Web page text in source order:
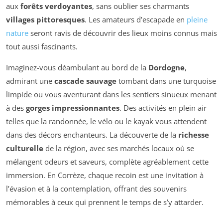
aux forêts verdoyantes, sans oublier ses charmants
villages pittoresques. Les amateurs d’escapade en pleine
nature seront ravis de découvrir des lieux moins connus mais
tout aussi fascinants.
Imaginez-vous déambulant au bord de la Dordogne,
admirant une cascade sauvage tombant dans une turquoise
limpide ou vous aventurant dans les sentiers sinueux menant
à des gorges impressionnantes. Des activités en plein air
telles que la randonnée, le vélo ou le kayak vous attendent
dans des décors enchanteurs. La découverte de la richesse
culturelle de la région, avec ses marchés locaux où se
mélangent odeurs et saveurs, complète agréablement cette
immersion. En Corrèze, chaque recoin est une invitation à
l’évasion et à la contemplation, offrant des souvenirs
mémorables à ceux qui prennent le temps de s’y attarder.